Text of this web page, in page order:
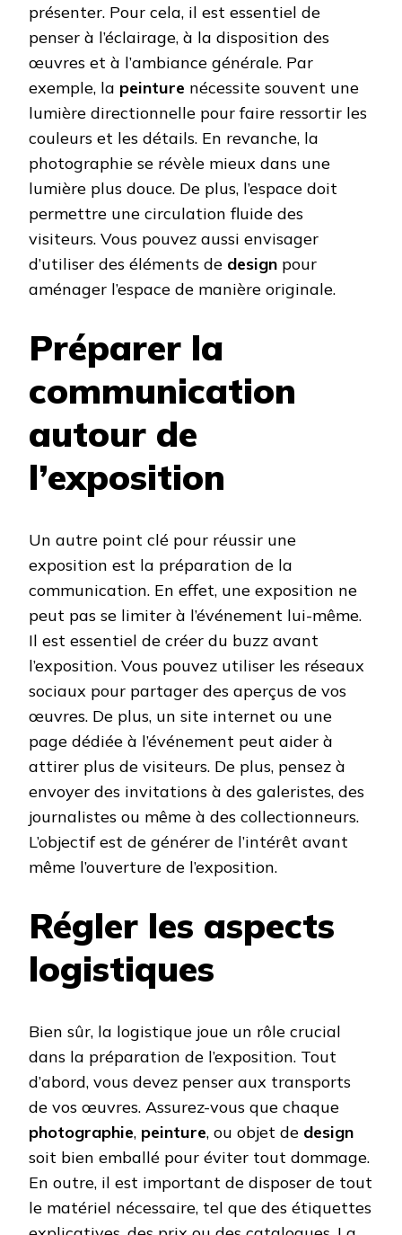
présenter. Pour cela, il est essentiel de
penser à l’éclairage, à la disposition des
œuvres et à l’ambiance générale. Par
exemple, la peinture nécessite souvent une
lumière directionnelle pour faire ressortir les
couleurs et les détails. En revanche, la
photographie se révèle mieux dans une
lumière plus douce. De plus, l’espace doit
permettre une circulation fluide des
visiteurs. Vous pouvez aussi envisager
d’utiliser des éléments de design pour
aménager l’espace de manière originale.
Préparer la
communication
autour de
l’exposition
Un autre point clé pour réussir une
exposition est la préparation de la
communication. En effet, une exposition ne
peut pas se limiter à l’événement lui-même.
Il est essentiel de créer du buzz avant
l’exposition. Vous pouvez utiliser les réseaux
sociaux pour partager des aperçus de vos
œuvres. De plus, un site internet ou une
page dédiée à l’événement peut aider à
attirer plus de visiteurs. De plus, pensez à
envoyer des invitations à des galeristes, des
journalistes ou même à des collectionneurs.
L’objectif est de générer de l’intérêt avant
même l’ouverture de l’exposition.
Régler les aspects
logistiques
Bien sûr, la logistique joue un rôle crucial
dans la préparation de l’exposition. Tout
d’abord, vous devez penser aux transports
de vos œuvres. Assurez-vous que chaque
photographie, peinture, ou objet de design
soit bien emballé pour éviter tout dommage.
En outre, il est important de disposer de tout
le matériel nécessaire, tel que des étiquettes